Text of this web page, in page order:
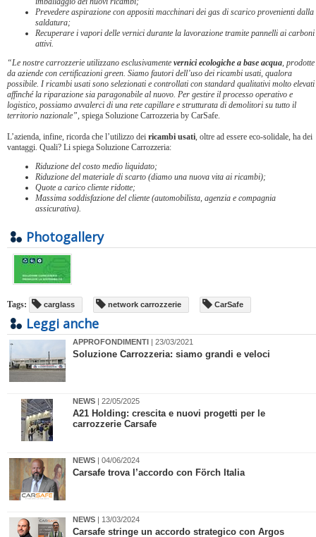
Prevedere aspirazione con appositi macchinari dei gas di scarico provenienti dalla
saldatura;
Recuperare i vapori delle vernici durante la lavorazione tramite pannelli ai carboni
attivi.
“Le nostre carrozzerie utilizzano esclusivamente vernici ecologiche a base acqua, prodotte
da aziende con certificazioni green. Siamo fautori dell’uso dei ricambi usati, qualora
possibile. I ricambi usati sono selezionati e controllati con standard qualitativi molto elevati
affinché la riparazione sia paragonabile al nuovo. Per gestire il processo operativo e
logistico, possiamo avvalerci di una rete capillare e strutturata di demolitori su tutto il
territorio nazionale”, spiega Soluzione Carrozzeria by CarSafe.
L’azienda, infine, ricorda che l’utilizzo dei ricambi usati, oltre ad essere eco-solidale, ha dei
vantaggi. Quali? Li spiega Soluzione Carrozzeria:
Riduzione del costo medio liquidato;
Riduzione del materiale di scarto (diamo una nuova vita ai ricambi);
Quote a carico cliente ridotte;
Massima soddisfazione del cliente (automobilista, agenzia e compagnia
assicurativa).
Photogallery
Tags: carglass network carrozzerie CarSafe
Leggi anche
APPROFONDIMENTI | 23/03/2021
Soluzione Carrozzeria: siamo grandi e veloci
NEWS | 22/05/2025
A21 Holding: crescita e nuovi progetti per le
carrozzerie Carsafe
NEWS | 04/06/2024
​Carsafe trova l’accordo con Förch Italia
NEWS | 13/03/2024
Carsafe stringe un accordo strategico con Argos